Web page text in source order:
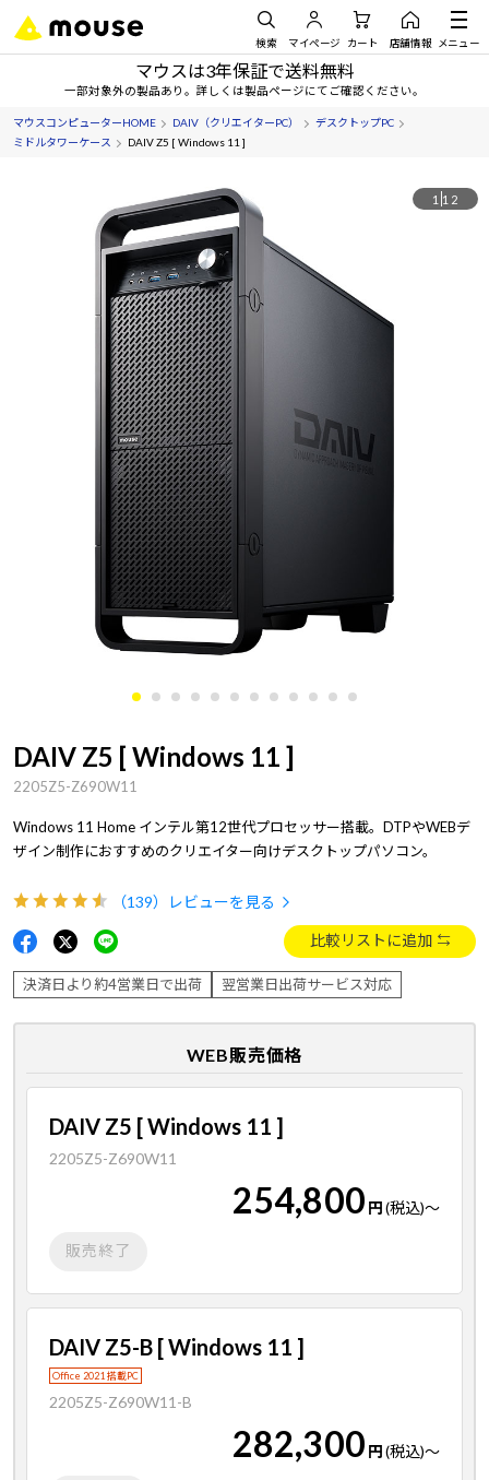
検索 マイページ カート 店舗情報 メニュー
マウスは3年保証で送料無料
一部対象外の製品あり。詳しくは製品ページにてご確認ください。
マウスコンピューターHOME DAIV（クリエイターPC）
デスクトップPC
ミドルタワーケース
DAIV Z5 [ Windows 11 ]
1 12
DAIV Z5 [ Windows 11 ]
2205Z5-Z690W11
Windows 11 Home インテル第12世代プロセッサー搭載。DTPやWEBデ
ザイン制作におすすめのクリエイター向けデスクトップパソコン。
（139） レビューを見る
比較リストに追加
決済日より約4営業日で出荷 翌営業日出荷サービス対応
WEB販売価格
DAIV Z5 [ Windows 11 ]
2205Z5-Z690W11
254,800 円(税込)～
販売終了
DAIV Z5-B [ Windows 11 ]
Office 2021 搭載PC
2205Z5-Z690W11-B
282,300 円(税込)～